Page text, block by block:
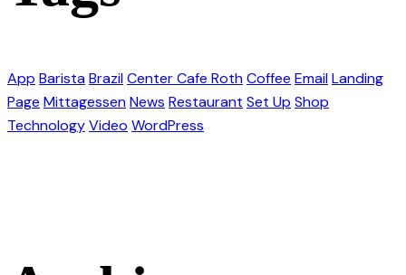
App BaristaBrazilCenter Cafe RothCoffee EmailLanding
Page MittagessenNews Restaurant Set Up Shop
TechnologyVideo WordPress